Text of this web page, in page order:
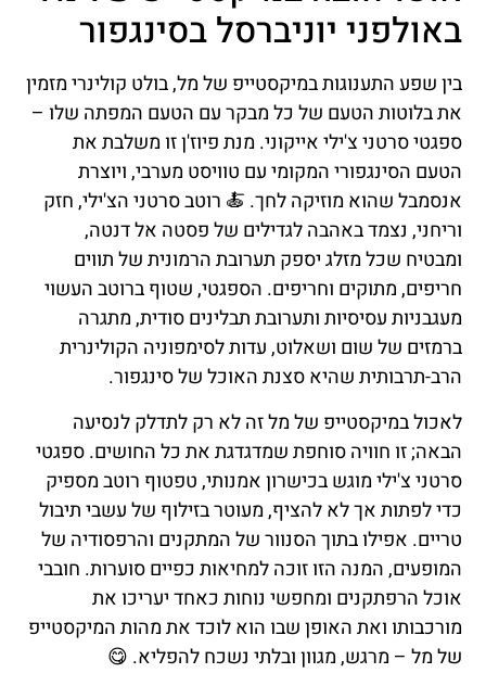
באולפני יוניברסל בסינגפור
בין שפע התענוגות במיקסטייפ של מל, בולט קולינרי מזמין
את בלוטות הטעם של כל מבקר עם הטעם המפתה שלו –
ספגטי סרטני צ'ילי אייקוני. מנת פיוז'ן זו משלבת את
הטעם הסינגפורי המקומי עם טוויסט מערבי, ויוצרת
אנסמבל שהוא מוזיקה לחך. 🍝 רוטב סרטני הצ'ילי, חזק
וריחני, נצמד באהבה לגדילים של פסטה אל דנטה,
ומבטיח שכל מזלג יספק תערובת הרמונית של תווים
חריפים, מתוקים וחריפים. הספגטי, שטוף ברוטב העשוי
מעגבניות עסיסיות ותערובת תבלינים סודית, מתגרה
ברמזים של שום ושאלוט, עדות לסימפוניה הקולינרית
הרב-תרבותית שהיא סצנת האוכל של סינגפור.
לאכול במיקסטייפ של מל זה לא רק לתדלק לנסיעה
הבאה; זו חוויה סוחפת שמדגדגת את כל החושים. ספגטי
סרטני צ'ילי מוגש בכישרון אמנותי, טפטוף רוטב מספיק
כדי לפתות אך לא להציף, מעוטר בזילוף של עשבי תיבול
טריים. אפילו בתוך הסנוור של המתקנים והרפסודיה של
המופעים, המנה הזו זוכה למחיאות כפיים סוערות. חובבי
אוכל הרפתקנים ומחפשי נוחות כאחד יעריכו את
מורכבותו ואת האופן שבו הוא לוכד את מהות המיקסטייפ
של מל – מרגש, מגוון ובלתי נשכח להפליא. 😋